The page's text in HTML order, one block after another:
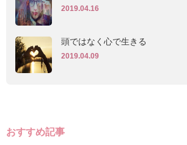
2019.04.16
頭ではなく心で生きる
2019.04.09
おすすめ記事